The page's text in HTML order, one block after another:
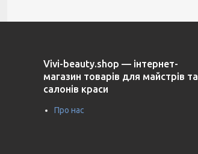
Vivi-beauty.shop — інтернет-
магазин товарів для майстрів та
салонів краси
Про нас